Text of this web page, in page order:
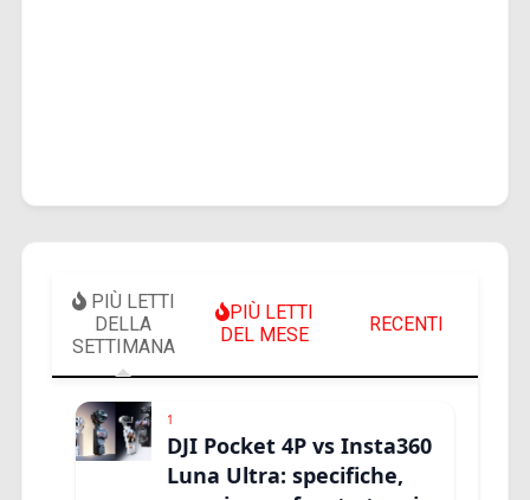
PIÙ LETTI
DELLA
SETTIMANA
PIÙ LETTI
DEL MESE
RECENTI
1
DJI Pocket 4P vs Insta360
Luna Ultra: specifiche,